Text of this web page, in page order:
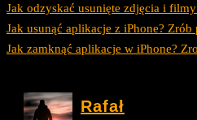
Jak odzyskać usunięte zdjęcia i filmy
Jak usunąć aplikacje z iPhone? Zrób
Jak zamknąć aplikacje w iPhone?
Rafał